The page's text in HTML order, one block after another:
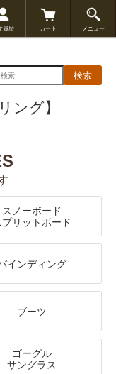
履歴 カート メニュー
検索
ング】
スノーボード
プリットボード
インディング
ブーツ
ゴーグル
サングラス